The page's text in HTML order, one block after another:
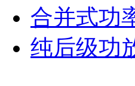
合并式功
纯后级功